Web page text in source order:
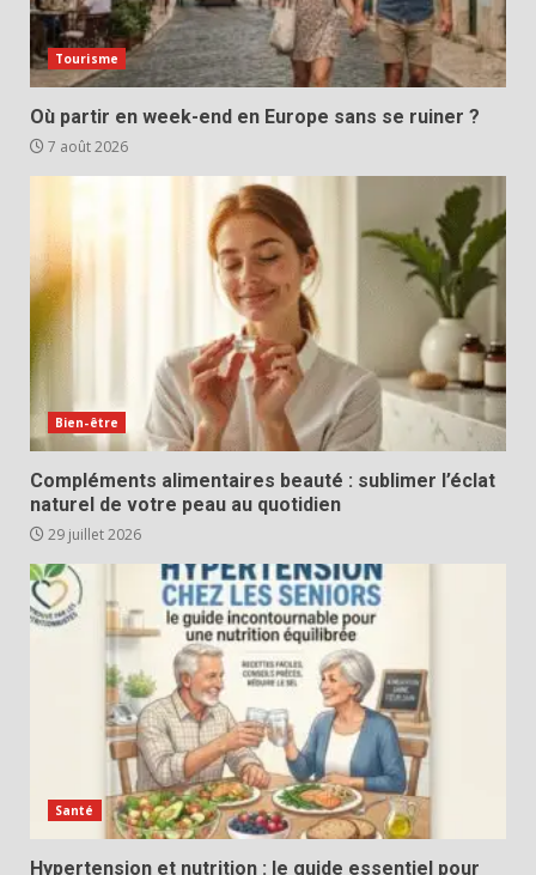
Tourisme
Où partir en week-end en Europe sans se ruiner ?
7 août 2026
Bien-être
Compléments alimentaires beauté : sublimer l’éclat
naturel de votre peau au quotidien
29 juillet 2026
Santé
Hypertension et nutrition : le guide essentiel pour